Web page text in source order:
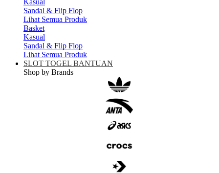
Sandal & Flip Flop
Lihat Semua Produk
Basket
Kasual
Sandal & Flip Flop
Lihat Semua Produk
SLOT TOGEL BANTUAN
Shop by Brands